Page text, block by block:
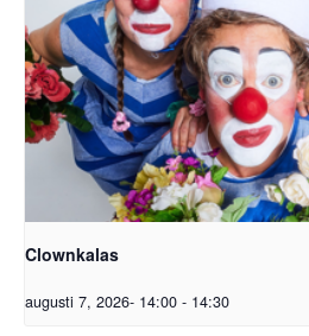
Clownkalas
augusti 7, 2026- 14:00 - 14:30